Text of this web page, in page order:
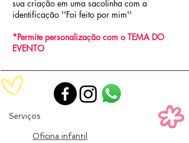
sua criação em uma sacolinha com a
identificação ''Foi feito por mim''
*Permite personalização com o TEMA DO
EVENTO
Serviços
Oficina infantil